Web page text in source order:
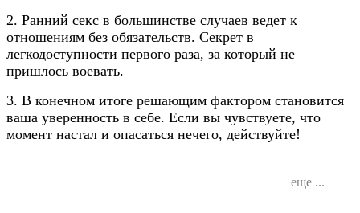
2. Ранний секс в большинстве случаев ведет к
отношениям без обязательств. Секрет в
легкодоступности первого раза, за который не
пришлось воевать.
3. В конечном итоге решающим фактором становится
ваша уверенность в себе. Если вы чувствуете, что
момент настал и опасаться нечего, действуйте!
еще ...